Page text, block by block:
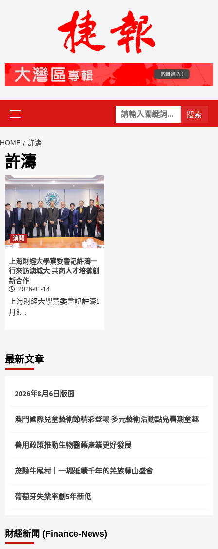
關
鍵
Primary
Menu
HOME 許濤
許濤
澳聞
上海財經大學黨委書記許濤一
行來訪澳城大 共商人才培養創
新合作
2026-01-14
上海財經大學黨委書記許濤1
月8…
最新文章
2026年8月6日版面
澳門國際兒童藝術節精彩登場 多元藝術活動點亮暑期童趣
善用政策推動生物醫藥產業更好發展
茂縣牛尾村｜一場延續千年的羌族轉山盛會
葡萄牙失業率創5年新低
財經新聞 (Finance-News)